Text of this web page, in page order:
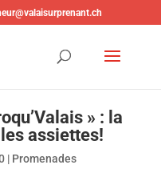
» : la
assiettes!
| Promenades